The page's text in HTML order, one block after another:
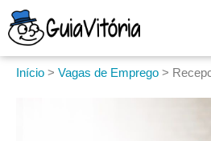
Início > Vagas de Emprego >